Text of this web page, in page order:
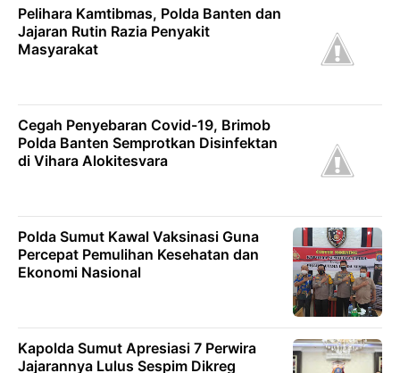
Pelihara Kamtibmas, Polda Banten dan
Jajaran Rutin Razia Penyakit
Masyarakat
Cegah Penyebaran Covid-19, Brimob
Polda Banten Semprotkan Disinfektan
di Vihara Alokitesvara
Polda Sumut Kawal Vaksinasi Guna
Percepat Pemulihan Kesehatan dan
Ekonomi Nasional
Kapolda Sumut Apresiasi 7 Perwira
Jajarannya Lulus Sespim Dikreg